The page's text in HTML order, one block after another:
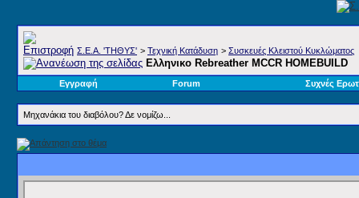
Σ.E.A. 'ΤΗΘΥΣ' > Τεχνική Κατάδυση > Συσκευές Κλειστού Κυκλώματος
Ελληνικο Rebreather MCCR HOMEBUILD
Εγγραφή Forum Συχνές
Μηχανάκια του διαβόλου? Δε νομίζω...